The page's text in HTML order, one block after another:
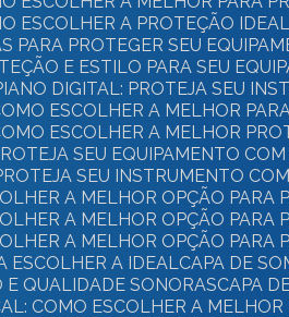
ESCOLHER A PROTEÇÃO
PARA PROTEGER SEU
E ESTILO PARA SEU
DIGITAL: PROTEJA SEU
ESCOLHER A MELHOR
ESCOLHER A MELHOR
SEU EQUIPAMENTO
SEU INSTRUMENTO
A MELHOR OPÇÃO PARA
A MELHOR OPÇÃO PARA
A MELHOR OPÇÃO PARA
ESCOLHER A IDEAL CAPA DE
E QUALIDADE SONORAS
CAPA
COMO ESCOLHER A